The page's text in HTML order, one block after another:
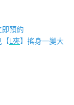
即預約
【L夾】搖身一變大